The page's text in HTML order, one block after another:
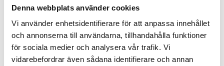
Denna webbplats använder cookies
Vi använder enhetsidentifierare för att anpassa innehållet
och annonserna till användarna, tillhandahålla funktioner
för sociala medier och analysera vår trafik. Vi
vidarebefordrar även sådana identifierare och annan